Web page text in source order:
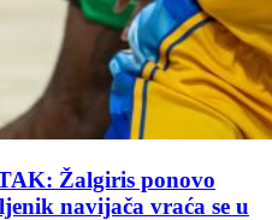
Žalgiris ponovo
navijača vraća se u